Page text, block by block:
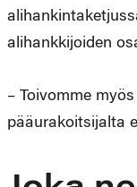
alihankkijoiden
– Toivomme
pääurakoitsijalta